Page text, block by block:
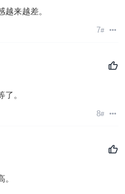
来越差。
7#
。
8#